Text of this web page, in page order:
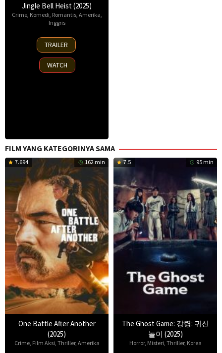
Jingle Bell Heist (2025)
Crime, Komedi Romantis, Amerika
Inggris
25
Nov
2025
TRAILER
WATCH
FILM YANG KATEGORINYA SAMA
7.694 162 min
One Battle After Another
(2025)
Crime, Film Aksi, Thriller, Amerika
7.5 95 min
The Ghost Game: 강령: 귀신
놀이 (2025)
Horror, Misteri, Thriller, Korea